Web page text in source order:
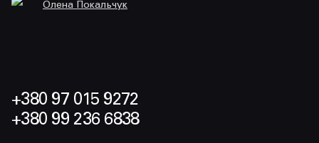
Олена Покальчук
+380 97 015 9272
+380 99 236 6838